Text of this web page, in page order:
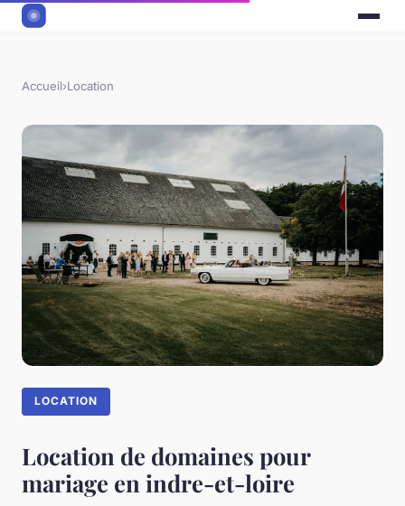
Accueil›Location
LOCATION
Location de domaines pour
mariage en indre-et-loire